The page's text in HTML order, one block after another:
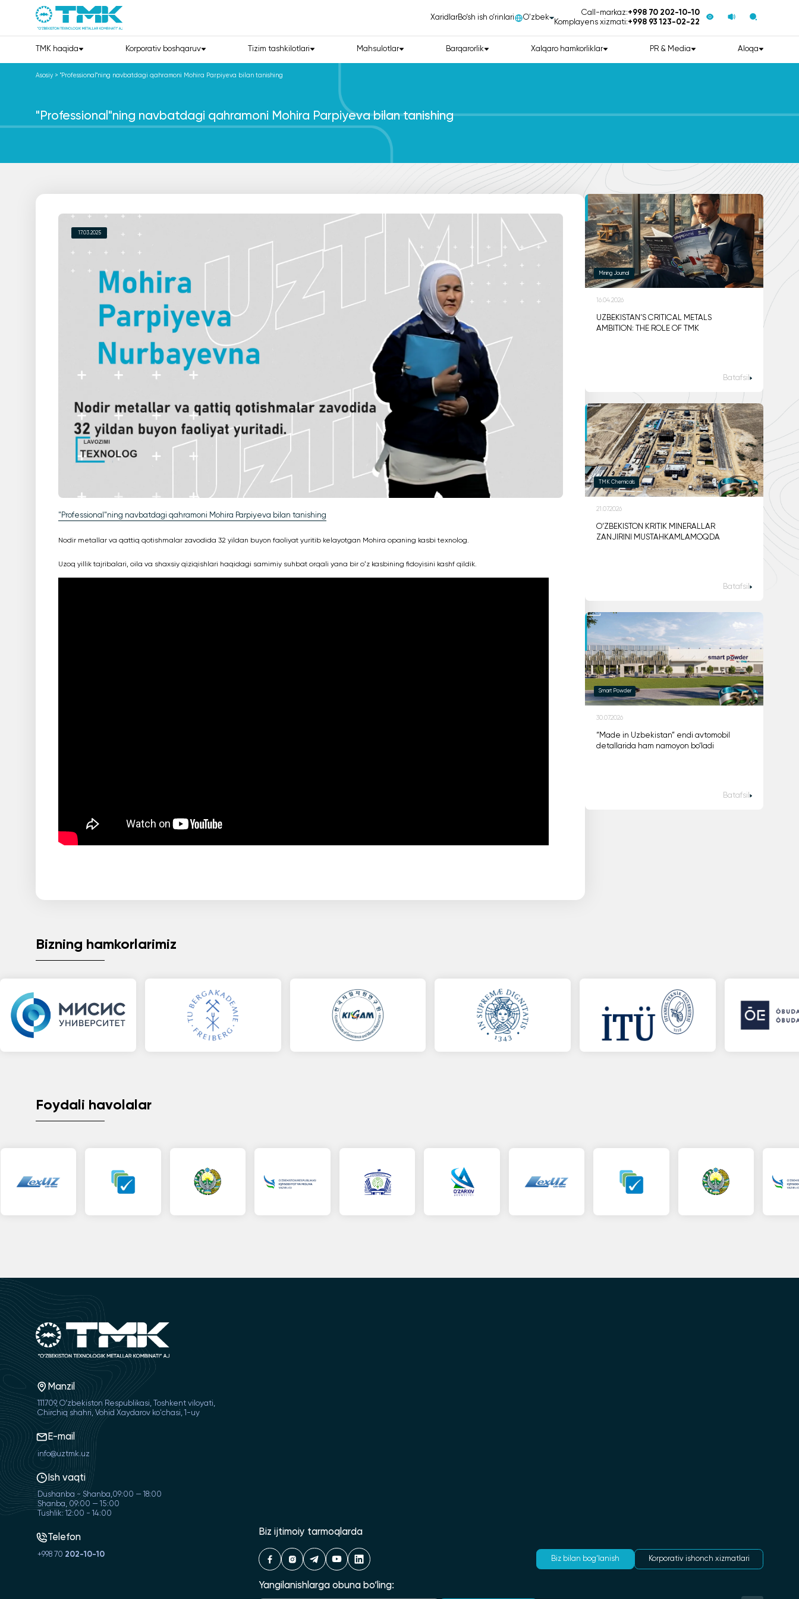
XaridlarBo‘sh ish o‘rinlari О'zbek
Call-markaz:+998 70 202-10-10
Komplayens xizmati:+998 93 123-02-22
TMK haqida Korporativ boshqaruv Tizim tashkilotlari Mahsulotlar Barqarorlik Xalqaro hamkorliklar PR & Media Aloqa
Asosiy > "Professional"ning navbatdagi qahramoni Mohira Parpiyeva bilan tanishing
"Professional"ning navbatdagi qahramoni Mohira Parpiyeva bilan tanishing
17.03.2025
"Professional"ning navbatdagi qahramoni Mohira Parpiyeva bilan tanishing
Nodir metallar va qattiq qotishmalar zavodida 32 yildan buyon faoliyat yuritib kelayotgan Mohira opaning kasbi texnolog.
Uzoq yillik tajribalari, oila va shaxsiy qiziqishlari haqidagi samimiy suhbat orqali yana bir oʻz kasbining fidoyisini kashf qildik.
Mining Journal
16.04.2026
UZBEKISTAN’S CRITICAL METALS
AMBITION: THE ROLE OF TMK
Batafsil
TMK Chemicals
21.07.2026
O‘ZBEKISTON KRITIK MINERALLAR
ZANJIRINI MUSTAHKAMLAMOQDA
Batafsil
Smart Powder
30.07.2026
“Made in Uzbekistan” endi avtomobil
detallarida ham namoyon bo‘ladi
Batafsil
Bizning hamkorlarimiz
Foydali havolalar
Manzil
111709, O‘zbekiston Respublikasi, Toshkent viloyati,
Chirchiq shahri, Vohid Xaydarov ko'chasi, 1-uy
E-mail
info@uztmk.uz
Ish vaqti
Dushanba - Shanba,09:00 — 18:00
Shanba, 09:00 — 15:00
Tushlik: 12:00 - 14:00
Telefon
+998 70 202-10-10
Biz ijtimoiy tarmoqlarda
Biz bilan bog‘lanish Korporativ ishonch xizmatlari
Yangilanishlarga obuna bo‘ling: